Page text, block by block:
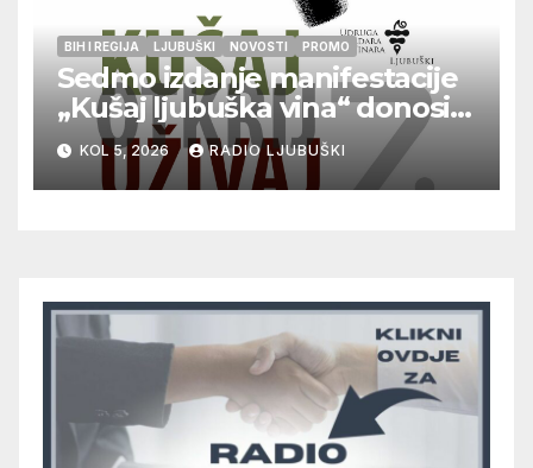
BIH I REGIJA LJUBUŠKI NOVOSTI PROMO
Sedmo izdanje manifestacije
„Kušaj ljubuška vina“ donosi
vrhunska vina, gastronomiju i
glazbu
KOL 5, 2026 RADIO LJUBUŠKI